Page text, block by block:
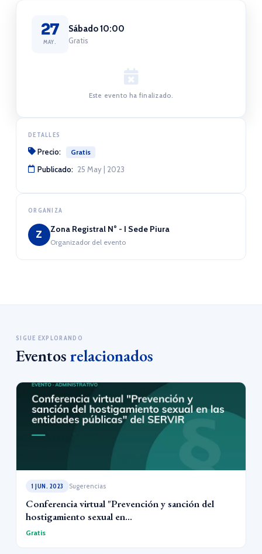
27
MAY.
Sábado 10:00
Gratis
Este evento ha finalizado.
DETALLES
Precio: Gratis
Publicado: 25 May | 2023
ORGANIZA
Z Zona Registral N° - I Sede Piura
Organizador del evento
SIGUE EXPLORANDO
Eventosrelacionados
1 JUN. 2023 Sugerencias
Conferencia virtual "Prevención y sanción del
hostigamiento sexual en...
Gratis